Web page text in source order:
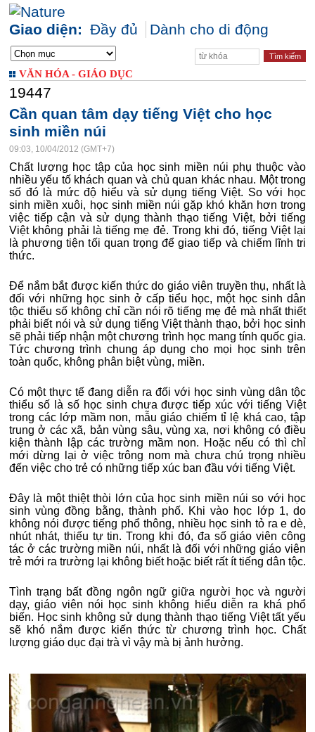
Giao diện: Đầy đủ Dành cho di động
VĂN HÓA - GIÁO DỤC
19447
Cần quan tâm dạy tiếng Việt cho học
sinh miền núi
09:03, 10/04/2012 (GMT+7)
Chất lượng học tập của học sinh miền núi phụ thuộc vào
nhiều yếu tố khách quan và chủ quan khác nhau. Một trong
số đó là mức độ hiểu và sử dụng tiếng Việt. So với học
sinh miền xuôi, học sinh miền núi gặp khó khăn hơn trong
việc tiếp cận và sử dụng thành thạo tiếng Việt, bởi tiếng
Việt không phải là tiếng mẹ đẻ. Trong khi đó, tiếng Việt lại
là phương tiện tối quan trọng để giao tiếp và chiếm lĩnh tri
thức.
Để nắm bắt được kiến thức do giáo viên truyền thụ, nhất là
đối với những học sinh ở cấp tiểu học, một học sinh dân
tộc thiểu số không chỉ cần nói rõ tiếng mẹ đẻ mà nhất thiết
phải biết nói và sử dụng tiếng Việt thành thạo, bởi học sinh
sẽ phải tiếp nhận một chương trình học mang tính quốc gia.
Tức chương trình chung áp dụng cho mọi học sinh trên
toàn quốc, không phân biệt vùng, miền.
Có một thực tế đang diễn ra đối với học sinh vùng dân tộc
thiểu số là số học sinh chưa được tiếp xúc với tiếng Việt
trong các lớp mầm non, mẫu giáo chiếm tỉ lệ khá cao, tập
trung ở các xã, bản vùng sâu, vùng xa, nơi không có điều
kiện thành lập các trường mầm non. Hoặc nếu có thì chỉ
mới dừng lại ở việc trông nom mà chưa chú trọng nhiều
đến việc cho trẻ có những tiếp xúc ban đầu với tiếng Việt.
Đây là một thiệt thòi lớn của học sinh miền núi so với học
sinh vùng đồng bằng, thành phố. Khi vào học lớp 1, do
không nói được tiếng phổ thông, nhiều học sinh tỏ ra e dè,
nhút nhát, thiếu tự tin. Trong khi đó, đa số giáo viên công
tác ở các trường miền núi, nhất là đối với những giáo viên
trẻ mới ra trường lại không biết hoặc biết rất ít tiếng dân tộc.
Tình trạng bất đồng ngôn ngữ giữa người học và người
dạy, giáo viên nói học sinh không hiểu diễn ra khá phổ
biến. Học sinh không sử dụng thành thạo tiếng Việt tất yếu
sẽ khó nắm được kiến thức từ chương trình học. Chất
lượng giáo dục đại trà vì vậy mà bị ảnh hưởng.